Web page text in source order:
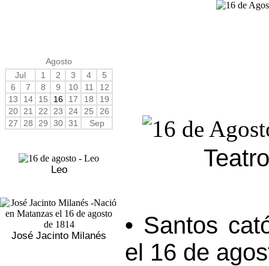
Agosto
Jul
1 2 3 4
5
6
7 8 9 10 11
12
13
14 15 16 17 18
19
20
21 22 23 24 25
26
27
28 29 30 31 Sep
Leo
José Jacinto Milanés
• Santos
el 16 de